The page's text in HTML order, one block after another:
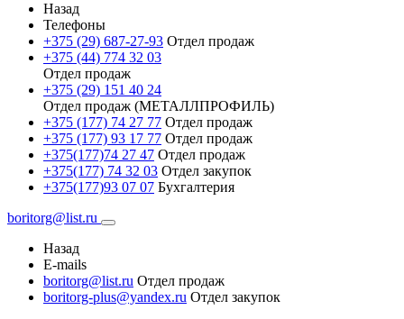
Назад
Телефоны
+375 (29) 687-27-93 Отдел продаж
+375 (44) 774 32 03
Отдел продаж
+375 (29) 151 40 24
Отдел продаж (МЕТАЛЛПРОФИЛЬ)
+375 (177) 74 27 77 Отдел продаж
+375 (177) 93 17 77 Отдел продаж
+375(177)74 27 47 Отдел продаж
+375(177) 74 32 03 Отдел закупок
+375(177)93 07 07 Бухгалтерия
boritorg@list.ru
Назад
E-mails
boritorg@list.ru Отдел продаж
boritorg-plus@yandex.ru Отдел закупок